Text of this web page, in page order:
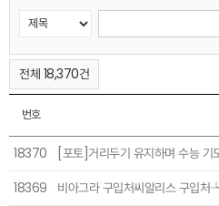
전체 18,370건
번호
18370
[포토]거리두기 유지하며 수능 기
18369
비아그라 구입처씨알리스 구